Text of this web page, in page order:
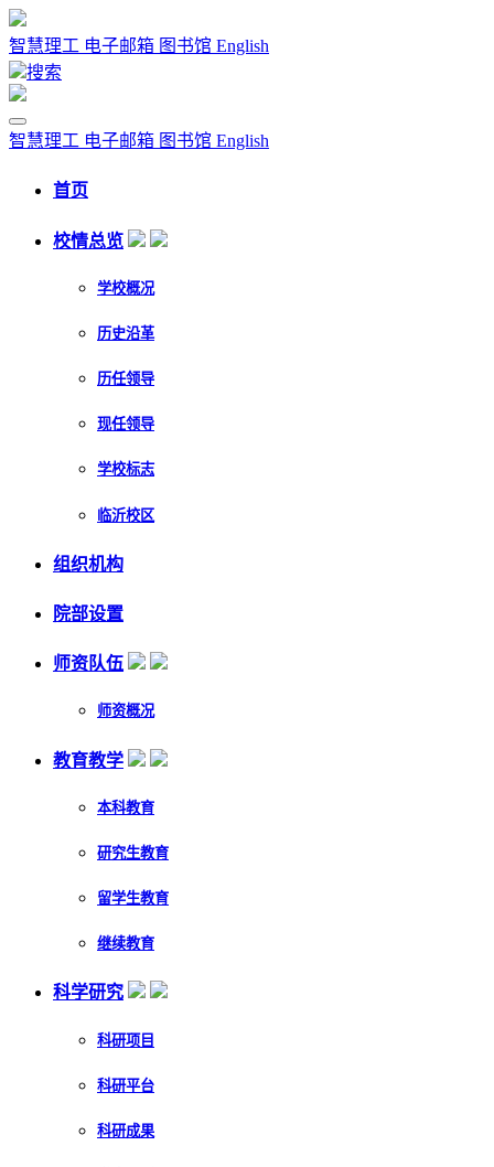
智慧理工 电子邮箱 图书馆 English
搜索
智慧理工 电子邮箱 图书馆 English
首页
校情总览
学校概况
历史沿革
历任领导
现任领导
学校标志
临沂校区
组织机构
院部设置
师资队伍
师资概况
教育教学
本科教育
研究生教育
留学生教育
继续教育
科学研究
科研项目
科研平台
科研成果